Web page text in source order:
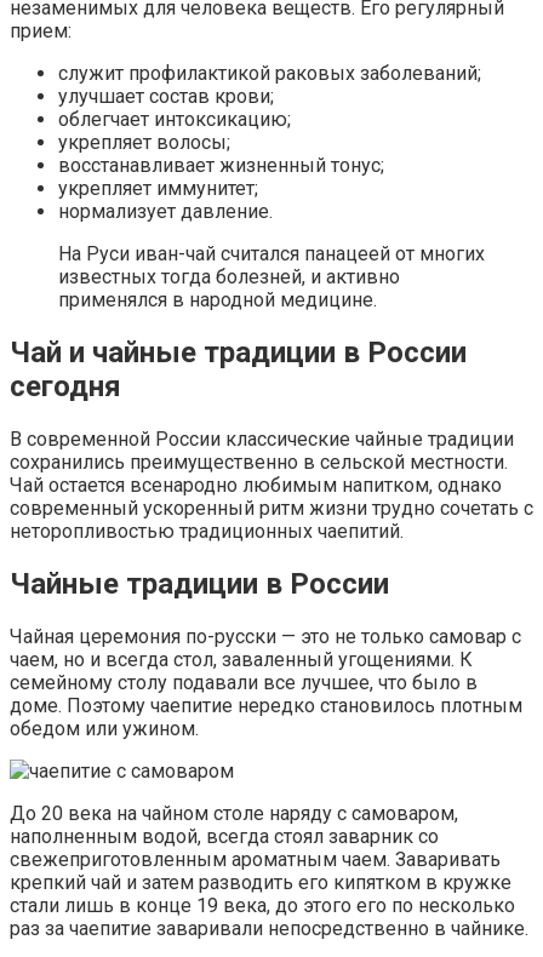
незаменимых для человека веществ. Его регулярный
прием:
служит профилактикой раковых заболеваний;
улучшает состав крови;
облегчает интоксикацию;
укрепляет волосы;
восстанавливает жизненный тонус;
укрепляет иммунитет;
нормализует давление.
На Руси иван-чай считался панацеей от многих
известных тогда болезней, и активно
применялся в народной медицине.
Чай и чайные традиции в России
сегодня
В современной России классические чайные традиции
сохранились преимущественно в сельской местности.
Чай остается всенародно любимым напитком, однако
современный ускоренный ритм жизни трудно сочетать с
неторопливостью традиционных чаепитий.
Чайные традиции в России
Чайная церемония по-русски — это не только самовар с
чаем, но и всегда стол, заваленный угощениями. К
семейному столу подавали все лучшее, что было в
доме. Поэтому чаепитие нередко становилось плотным
обедом или ужином.
До 20 века на чайном столе наряду с самоваром,
наполненным водой, всегда стоял заварник со
свежеприготовленным ароматным чаем. Заваривать
крепкий чай и затем разводить его кипятком в кружке
стали лишь в конце 19 века, до этого его по несколько
раз за чаепитие заваривали непосредственно в чайнике.